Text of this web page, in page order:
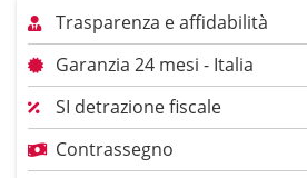
Trasparenza e affidabilità
Garanzia 24 mesi - Italia
SI detrazione fiscale
Contrassegno